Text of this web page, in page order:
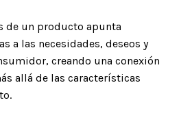
de un producto apunta
a las necesidades, deseos y
creando una conexión
allá de las características